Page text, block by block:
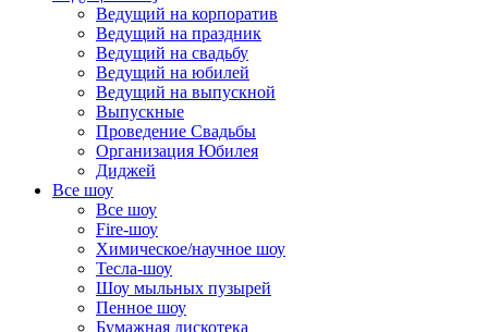
Ведущий на корпоратив
Ведущий на праздник
Ведущий на свадьбу
Ведущий на юбилей
Ведущий на выпускной
Выпускные
Проведение Свадьбы
Организация Юбилея
Диджей
Все шоу
Все шоу
Fire-шоу
Химическое/научное шоу
Тесла-шоу
Шоу мыльных пузырей
Пенное шоу
Бумажная дискотека